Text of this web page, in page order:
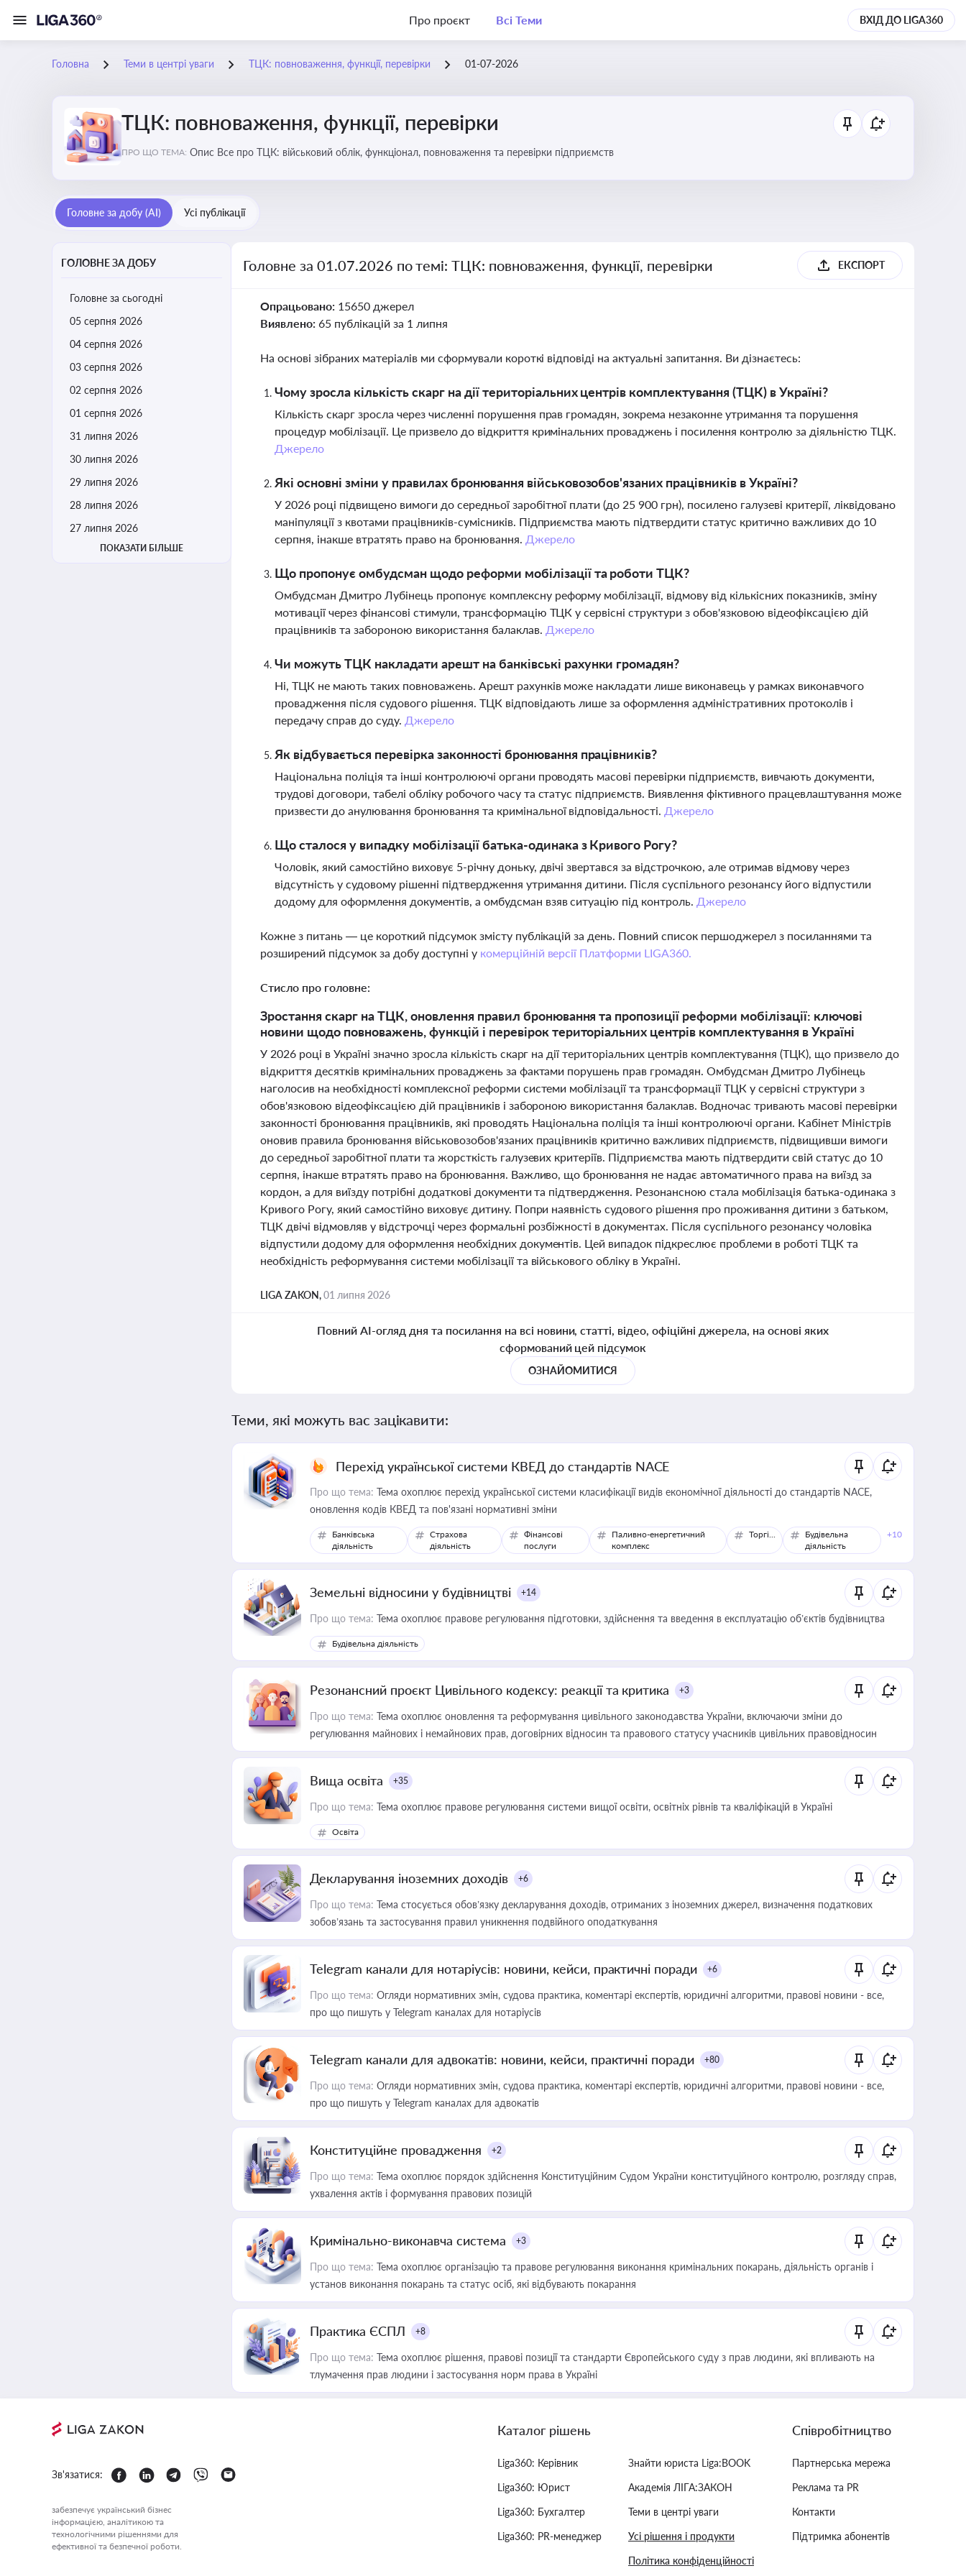
Про проєкт Всі Теми ВХІД ДО LIGA360
Головна Теми в центрі уваги ТЦК: повноваження, функції, перевірки 01-07-2026
ТЦК: повноваження, функції, перевірки
ПРО ЩО ТЕМА: Опис Все про ТЦК: військовий облік, функціонал, повноваження та перевірки підприємств
Головне за добу (AI) Усі публікації
ГОЛОВНЕ ЗА ДОБУ
Головне за сьогодні
05 серпня 2026
04 серпня 2026
03 серпня 2026
02 серпня 2026
01 серпня 2026
31 липня 2026
30 липня 2026
29 липня 2026
28 липня 2026
27 липня 2026
ПОКАЗАТИ БІЛЬШЕ
Головне за 01.07.2026 по темі: ТЦК: повноваження, функції, перевірки ЕКСПОРТ
Опрацьовано: 15650 джерел
Виявлено: 65 публікацій за 1 липня
На основі зібраних матеріалів ми сформували короткі відповіді на актуальні запитання. Ви дізнаєтесь:
Чому зросла кількість скарг на дії територіальних центрів комплектування (ТЦК) в Україні?
Кількість скарг зросла через численні порушення прав громадян, зокрема незаконне утримання та порушення
процедур мобілізації. Це призвело до відкриття кримінальних проваджень і посилення контролю за діяльністю ТЦК.
Джерело
Які основні зміни у правилах бронювання військовозобов'язаних працівників в Україні?
У 2026 році підвищено вимоги до середньої заробітної плати (до 25 900 грн), посилено галузеві критерії, ліквідовано
маніпуляції з квотами працівників-сумісників. Підприємства мають підтвердити статус критично важливих до 10
серпня, інакше втратять право на бронювання. Джерело
Що пропонує омбудсман щодо реформи мобілізації та роботи ТЦК?
Омбудсман Дмитро Лубінець пропонує комплексну реформу мобілізації, відмову від кількісних показників, зміну
мотивації через фінансові стимули, трансформацію ТЦК у сервісні структури з обов'язковою відеофіксацією дій
працівників та забороною використання балаклав. Джерело
Чи можуть ТЦК накладати арешт на банківські рахунки громадян?
Ні, ТЦК не мають таких повноважень. Арешт рахунків може накладати лише виконавець у рамках виконавчого
провадження після судового рішення. ТЦК відповідають лише за оформлення адміністративних протоколів і
передачу справ до суду. Джерело
Як відбувається перевірка законності бронювання працівників?
Національна поліція та інші контролюючі органи проводять масові перевірки підприємств, вивчають документи,
трудові договори, табелі обліку робочого часу та статус підприємств. Виявлення фіктивного працевлаштування може
призвести до анулювання бронювання та кримінальної відповідальності. Джерело
Що сталося у випадку мобілізації батька-одинака з Кривого Рогу?
Чоловік, який самостійно виховує 5-річну доньку, двічі звертався за відстрочкою, але отримав відмову через
відсутність у судовому рішенні підтвердження утримання дитини. Після суспільного резонансу його відпустили
додому для оформлення документів, а омбудсман взяв ситуацію під контроль. Джерело
Кожне з питань — це короткий підсумок змісту публікацій за день. Повний список першоджерел з посиланнями та
розширений підсумок за добу доступні у комерційній версії Платформи LIGA360.
Стисло про головне:
Зростання скарг на ТЦК, оновлення правил бронювання та пропозиції реформи мобілізації: ключові
новини щодо повноважень, функцій і перевірок територіальних центрів комплектування в Україні
У 2026 році в Україні значно зросла кількість скарг на дії територіальних центрів комплектування (ТЦК), що призвело до
відкриття десятків кримінальних проваджень за фактами порушень прав громадян. Омбудсман Дмитро Лубінець
наголосив на необхідності комплексної реформи системи мобілізації та трансформації ТЦК у сервісні структури з
обов'язковою відеофіксацією дій працівників і забороною використання балаклав. Водночас тривають масові перевірки
законності бронювання працівників, які проводять Національна поліція та інші контролюючі органи. Кабінет Міністрів
оновив правила бронювання військовозобов'язаних працівників критично важливих підприємств, підвищивши вимоги
до середньої заробітної плати та жорсткість галузевих критеріїв. Підприємства мають підтвердити свій статус до 10
серпня, інакше втратять право на бронювання. Важливо, що бронювання не надає автоматичного права на виїзд за
кордон, а для виїзду потрібні додаткові документи та підтвердження. Резонансною стала мобілізація батька-одинака з
Кривого Рогу, який самостійно виховує дитину. Попри наявність судового рішення про проживання дитини з батьком,
ТЦК двічі відмовляв у відстрочці через формальні розбіжності в документах. Після суспільного резонансу чоловіка
відпустили додому для оформлення необхідних документів. Цей випадок підкреслює проблеми в роботі ТЦК та
необхідність реформування системи мобілізації та військового обліку в Україні.
LIGA ZAKON,01 липня 2026
Повний AI-огляд дня та посилання на всі новини, статті, відео, офіційні джерела, на основі яких
сформований цей підсумок
ОЗНАЙОМИТИСЯ
Теми, які можуть вас зацікавити:
Перехід української системи КВЕД до стандартів NACE
Про що тема: Тема охоплює перехід української системи класифікації видів економічної діяльності до стандартів NACE,
оновлення кодів КВЕД та пов'язані нормативні зміни
Банківська
діяльність
Страхова
діяльність
Фінансові
послуги
Паливно-енергетичний
комплекс
Торгівля
Будівельна
діяльність
+10
Земельні відносини у будівництві +14
Про що тема: Тема охоплює правове регулювання підготовки, здійснення та введення в експлуатацію об’єктів будівництва
Будівельна діяльність
Резонансний проєкт Цивільного кодексу: реакції та критика +3
Про що тема: Тема охоплює оновлення та реформування цивільного законодавства України, включаючи зміни до
регулювання майнових і немайнових прав, договірних відносин та правового статусу учасників цивільних правовідносин
Вища освіта +35
Про що тема: Тема охоплює правове регулювання системи вищої освіти, освітніх рівнів та кваліфікацій в Україні
Освіта
Декларування іноземних доходів +6
Про що тема: Тема стосується обов’язку декларування доходів, отриманих з іноземних джерел, визначення податкових
зобов’язань та застосування правил уникнення подвійного оподаткування
Telegram канали для нотаріусів: новини, кейси, практичні поради +6
Про що тема: Огляди нормативних змін, судова практика, коментарі експертів, юридичні алгоритми, правові новини - все,
про що пишуть у Telegram каналах для нотаріусів
Telegram канали для адвокатів: новини, кейси, практичні поради +80
Про що тема: Огляди нормативних змін, судова практика, коментарі експертів, юридичні алгоритми, правові новини - все,
про що пишуть у Telegram каналах для адвокатів
Конституційне провадження +2
Про що тема: Тема охоплює порядок здійснення Конституційним Судом України конституційного контролю, розгляду справ,
ухвалення актів і формування правових позицій
Кримінально-виконавча система +3
Про що тема: Тема охоплює організацію та правове регулювання виконання кримінальних покарань, діяльність органів і
установ виконання покарань та статус осіб, які відбувають покарання
Практика ЄСПЛ +8
Про що тема: Тема охоплює рішення, правові позиції та стандарти Європейського суду з прав людини, які впливають на
тлумачення прав людини і застосування норм права в Україні
Зв'язатися:
забезпечує український бізнес
інформацією, аналітикою та
технологічними рішеннями для
ефективної та безпечної роботи.
Каталог рішень
Liga360: Керівник
Liga360: Юрист
Liga360: Бухгалтер
Liga360: PR-менеджер
Знайти юриста Liga:BOOK
Академія ЛІГА:ЗАКОН
Теми в центрі уваги
Усі рішення і продукти
Політика конфіденційності
Співробітництво
Партнерська мережа
Реклама та PR
Контакти
Підтримка абонентів